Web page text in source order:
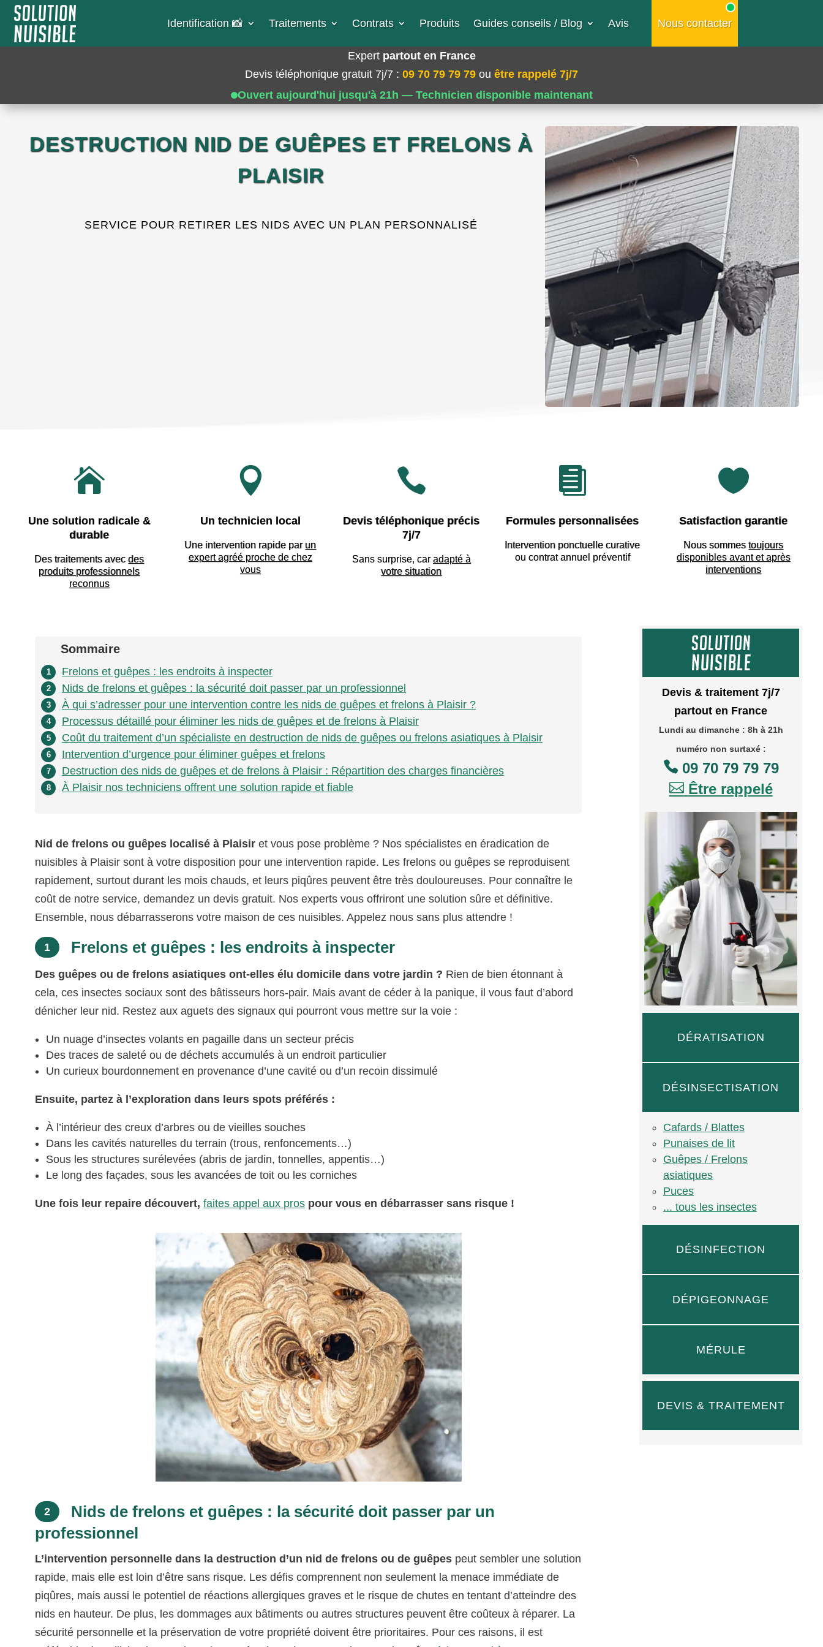
Identification 📸​ Traitements Contrats Produits Guides conseils / Blog Avis Nous contacter
Expert partout en France
Devis téléphonique gratuit 7j/7 : 09 70 79 79 79 ou être rappelé 7j/7
Ouvert aujourd'hui jusqu'à 21h — Technicien disponible maintenant
DESTRUCTION NID DE GUÊPES ET FRELONS À
PLAISIR
SERVICE POUR RETIRER LES NIDS AVEC UN PLAN PERSONNALISÉ

Une solution radicale &
durable
Des traitements avecdes
produits professionnels
reconnus

Un technicien local
Une intervention rapide par un
expert agréé proche de chez
vous

Devis téléphonique précis
7j/7
Sans surprise, car adapté à
votre situation

Formules personnalisées
Intervention ponctuelle curative
ou contrat annuel préventif

Satisfaction garantie
Nous sommestoujours
disponibles avant et après
interventions
Sommaire
1 Frelons et guêpes : les endroits à inspecter
2 Nids de frelons et guêpes : la sécurité doit passer par un professionnel
3 À qui s’adresser pour une intervention contre les nids de guêpes et frelons à Plaisir ?
4 Processus détaillé pour éliminer les nids de guêpes et de frelons à Plaisir
5 Coût du traitement d’un spécialiste en destruction de nids de guêpes ou frelons asiatiques à Plaisir
6 Intervention d’urgence pour éliminer guêpes et frelons
7 Destruction des nids de guêpes et de frelons à Plaisir : Répartition des charges financières
8 À Plaisir nos techniciens offrent une solution rapide et fiable
Nid de frelons ou guêpes localisé à Plaisir et vous pose problème ? Nos spécialistes en éradication de
nuisibles à Plaisir sont à votre disposition pour une intervention rapide. Les frelons ou guêpes se reproduisent
rapidement, surtout durant les mois chauds, et leurs piqûres peuvent être très douloureuses. Pour connaître le
coût de notre service, demandez un devis gratuit. Nos experts vous offriront une solution sûre et définitive.
Ensemble, nous débarrasserons votre maison de ces nuisibles. Appelez nous sans plus attendre !
1 Frelons et guêpes : les endroits à inspecter
Des guêpes ou de frelons asiatiques ont-elles élu domicile dans votre jardin ? Rien de bien étonnant à
cela, ces insectes sociaux sont des bâtisseurs hors-pair. Mais avant de céder à la panique, il vous faut d’abord
dénicher leur nid. Restez aux aguets des signaux qui pourront vous mettre sur la voie :
Un nuage d’insectes volants en pagaille dans un secteur précis
Des traces de saleté ou de déchets accumulés à un endroit particulier
Un curieux bourdonnement en provenance d’une cavité ou d’un recoin dissimulé
Ensuite, partez à l’exploration dans leurs spots préférés :
À l’intérieur des creux d’arbres ou de vieilles souches
Dans les cavités naturelles du terrain (trous, renfoncements…)
Sous les structures surélevées (abris de jardin, tonnelles, appentis…)
Le long des façades, sous les avancées de toit ou les corniches
Une fois leur repaire découvert,faites appel aux pros pour vous en débarrasser sans risque !
2
Nids de frelons et guêpes : la sécurité doit passer par un
professionnel
L’intervention personnelle dans la destruction d’un nid de frelons ou de guêpes peut sembler une solution
rapide, mais elle est loin d’être sans risque. Les défis comprennent non seulement la menace immédiate de
piqûres, mais aussi le potentiel de réactions allergiques graves et le risque de chutes en tentant d’atteindre des
nids en hauteur. De plus, les dommages aux bâtiments ou autres structures peuvent être coûteux à réparer. La
sécurité personnelle et la préservation de votre propriété doivent être prioritaires. Pour ces raisons, il est
Devis & traitement 7j/7
partout en France
Lundi au dimanche : 8h à 21h
numéro non surtaxé :
09 70 79 79 79
 Être rappelé
DÉRATISATION
DÉSINSECTISATION
Cafards / Blattes
Punaises de lit
Guêpes / Frelons
asiatiques
Puces
... tous les insectes
DÉSINFECTION
DÉPIGEONNAGE
MÉRULE
DEVIS & TRAITEMENT